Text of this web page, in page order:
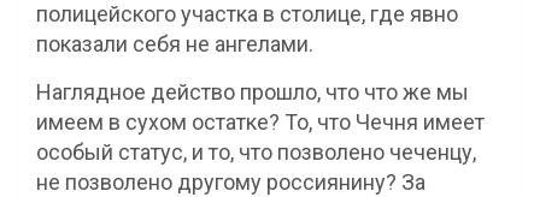
полицейского участка в столице, где явно
показали себя не ангелами.
Наглядное действо прошло, что что же мы
имеем в сухом остатке? То, что Чечня имеет
особый статус, и то, что позволено чеченцу,
не позволено другому россиянину? За